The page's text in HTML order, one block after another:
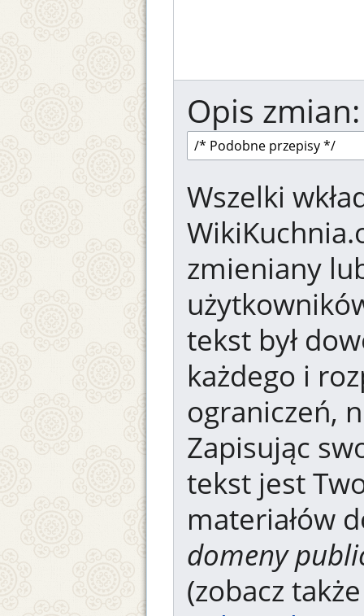
Opis zmian:
Wszelki
zmieniany
tekst był
każdego i
ograniczeń,
Zapisując
tekst jest
materiałów
domeny
(zobacz